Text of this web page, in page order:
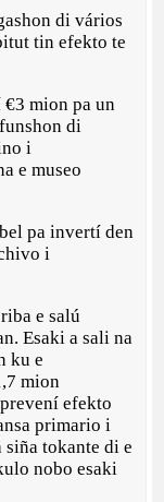
di vários
tin efekto te
mion pa un
di
i
e museo
pa invertí den
i
e salú
Esaki a sali na
ku e
mion
efekto
primario i
siña tokante di e
nobo esaki